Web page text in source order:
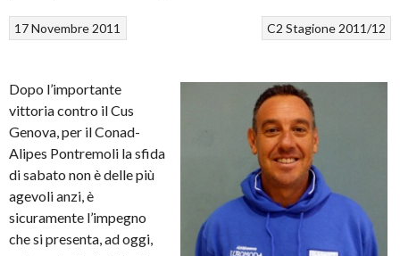
C2 Stagione 2011/12
17 Novembre 2011
Dopo l’importante
vittoria contro il Cus
Genova, per il Conad-
Alipes Pontremoli la sfida
di sabato non è delle più
agevoli anzi, è
sicuramente l’impegno
che si presenta, ad oggi,